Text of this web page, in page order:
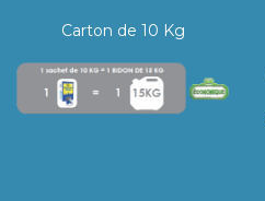
Carton de 10 Kg